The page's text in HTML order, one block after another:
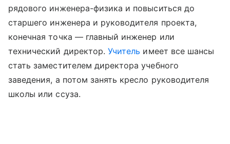
рядового инженера-физика и повыситься до
старшего инженера и руководителя проекта,
конечная точка — главный инженер или
технический директор.Учитель имеет все шансы
стать заместителем директора учебного
заведения, а потом занять кресло руководителя
школы или ссуза.